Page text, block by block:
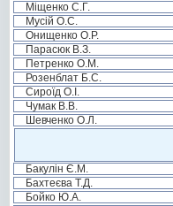
Міщенко С.Г.
Мусій О.С.
Онищенко О.Р.
Парасюк В.З.
Петренко О.М.
Розенблат Б.С.
Сироїд О.І.
Чумак В.В.
Шевченко О.Л.
Бакулін Є.М.
Бахтеєва Т.Д.
Бойко Ю.А.